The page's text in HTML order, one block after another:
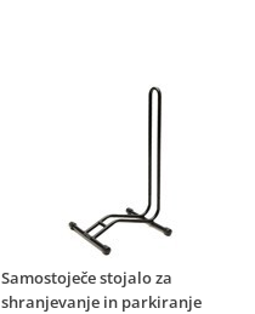
Samostoječe stojalo za
shranjevanje in parkiranje